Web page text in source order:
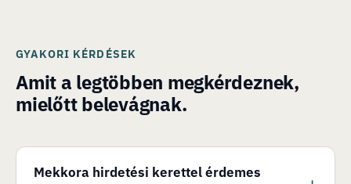
GYAKORI KÉRDÉSEK
Amit a legtöbben megkérdeznek,
mielőtt belevágnak.
Mekkora hirdetési kerettel érdemes